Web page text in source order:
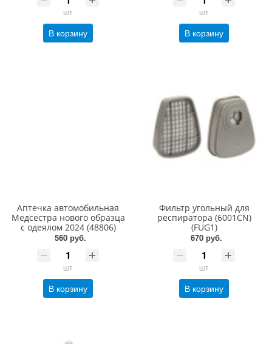
шт
В корзину
шт
В корзину
Аптечка автомобильная
Медсестра нового образца
с одеялом 2024 (48806)
560 руб.
шт
В корзину
Фильтр угольный для
респиратора (6001CN)
(FUG1)
670 руб.
шт
В корзину